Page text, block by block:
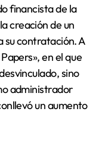
financista de la
creación de un
su contratación. A
en el que
sino
administrador
un aumento